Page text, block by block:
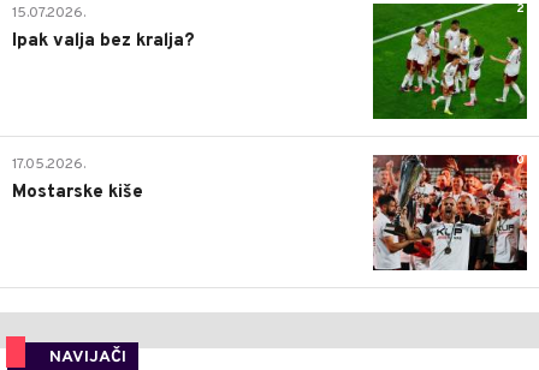
2
15.07.2026.
Ipak valja bez kralja?
0
17.05.2026.
Mostarske kiše
NAVIJAČI